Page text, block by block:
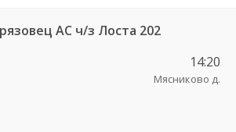
АС ч/з Лоста 202
14:20
Мясниково д.